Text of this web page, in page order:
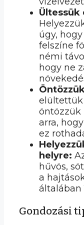
Ültessük
úgy,
felszíne
némi
hogy ne
elültettük
öntözzük
arra,
ez
helyre:
hűvös,
a
általában
Gondozási